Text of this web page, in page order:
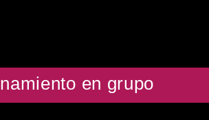
en grupo